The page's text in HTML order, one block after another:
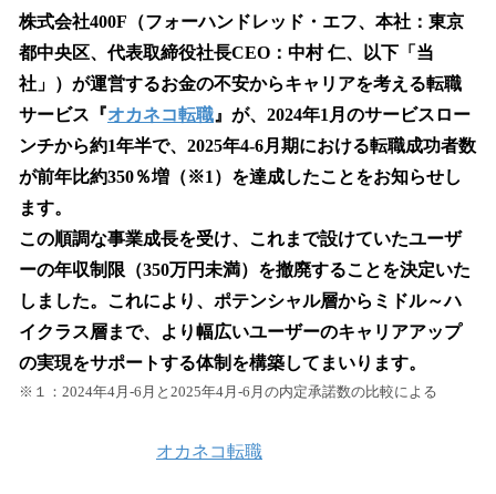
株式会社400F（フォーハンドレッド・エフ、本社：東京
都中央区、代表取締役社長CEO：中村 仁、以下「当
社」）が運営するお金の不安からキャリアを考える転職
サービス『 オカネコ転職』が、2024年1月のサービスロー
ンチから約1年半で、2025年4-6月期における転職成功者数
が前年比約350％増（※1）を達成したことをお知らせし
ます。
この順調な事業成長を受け、これまで設けていたユーザ
ーの年収制限（350万円未満）を撤廃することを決定いた
しました。これにより、ポテンシャル層からミドル～ハ
イクラス層まで、より幅広いユーザーのキャリアアップ
の実現をサポートする体制を構築してまいります。
※１：2024年4月-6月と2025年4月-6月の内定承諾数の比較による
オカネコ転職